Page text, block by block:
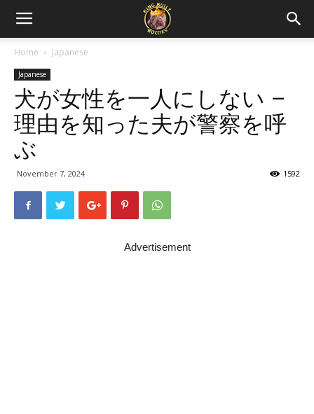
Home Japanese
Japanese
犬が女性を一人にしない –
理由を知った夫が警察を呼
ぶ
November 7, 2024 1592
Advertisement